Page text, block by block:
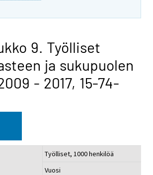
9. Työlliset
ja sukupuolen
- 2017, 15-74-
Työlliset, 1000 henkilöä
Vuosi